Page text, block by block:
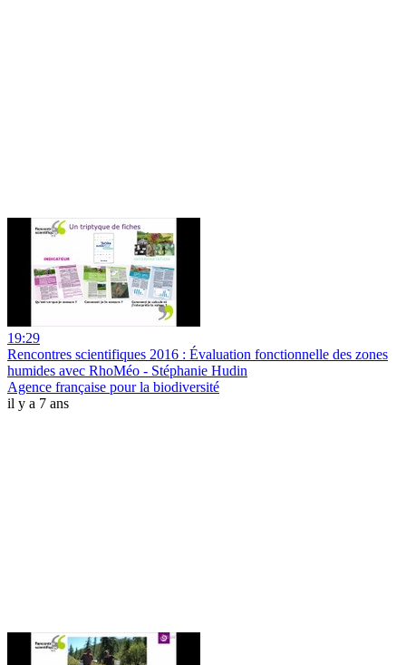
19:29
Rencontres scientifiques 2016 : Évaluation fonctionnelle des zones
humides avec RhoMéo - Stéphanie Hudin
Agence française pour la biodiversité
il y a 7 ans